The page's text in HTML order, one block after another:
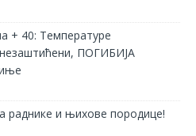
+ 40: Температуре
ПОГИБИЈА
раднике и њихове породице!